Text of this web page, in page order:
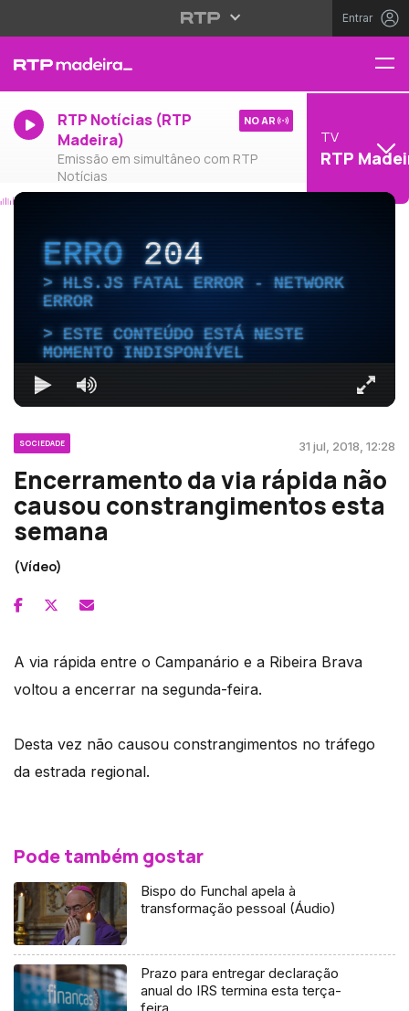
Entrar
RTP Notícias (RTP
Madeira)
Emissão em simultâneo com RTP
Notícias
NO AR
TV
RTP
ERRO204
HLS.JS FATAL ERROR - NETWORK
ERROR
ESTE CONTEÚDO ESTÁ NESTE
MOMENTO INDISPONÍVEL
SOCIEDADE 31 jul, 2018, 12:28
Encerramento da via rápida não
causou constrangimentos esta
semana
(Vídeo)
A via rápida entre o Campanário e a Ribeira Brava
voltou a encerrar na segunda-feira.
Desta vez não causou constrangimentos no tráfego
da estrada regional.
Pode também gostar
Bispo do Funchal apela à
transformação pessoal (Áudio)
Prazo para entregar declaração
anual do IRS termina esta terça-